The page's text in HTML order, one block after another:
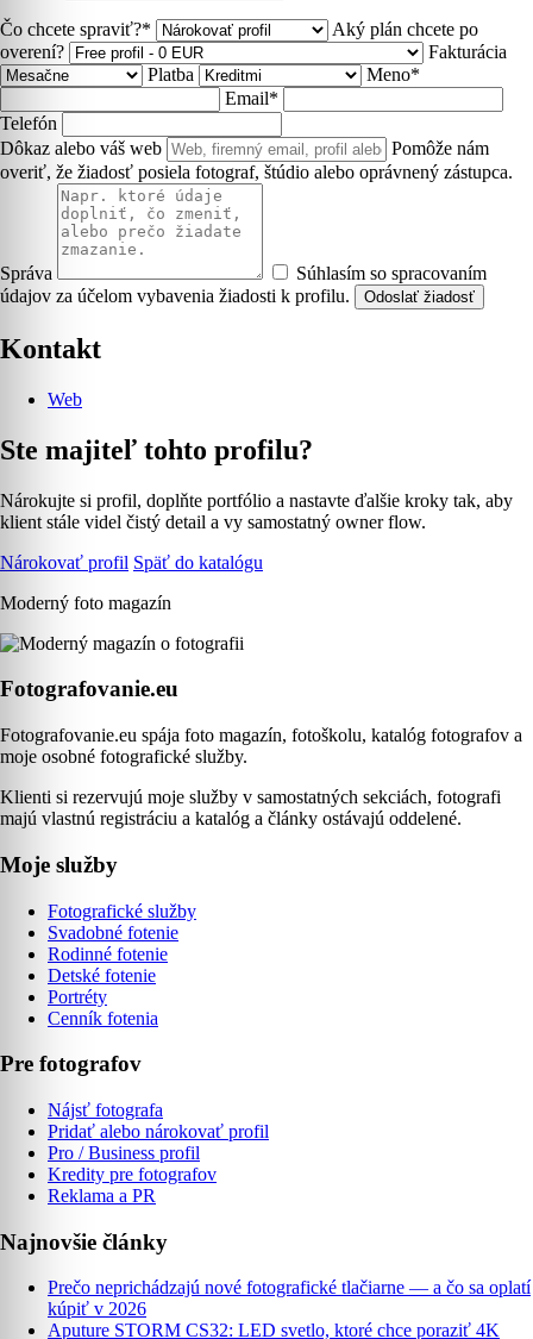
Čo chcete spraviť?*
Aký plán chcete po
overení?
Fakturácia
Platba
Meno*
Email*
Telefón
Dôkaz alebo váš web
Pomôže nám
overiť, že žiadosť posiela fotograf, štúdio alebo oprávnený zástupca.
Správa
Súhlasím so spracovaním
údajov za účelom vybavenia žiadosti k profilu.
Odoslať žiadosť
Kontakt
Web
Ste majiteľ tohto profilu?
Nárokujte si profil, doplňte portfólio a nastavte ďalšie kroky tak, aby
klient stále videl čistý detail a vy samostatný owner flow.
Nárokovať profil Späť do katalógu
Moderný foto magazín
Fotografovanie.eu
Fotografovanie.eu spája foto magazín, fotoškolu, katalóg fotografov a
moje osobné fotografické služby.
Klienti si rezervujú moje služby v samostatných sekciách, fotografi
majú vlastnú registráciu a katalóg a články ostávajú oddelené.
Moje služby
Fotografické služby
Svadobné fotenie
Rodinné fotenie
Detské fotenie
Portréty
Cenník fotenia
Pre fotografov
Nájsť fotografa
Pridať alebo nárokovať profil
Pro / Business profil
Kredity pre fotografov
Reklama a PR
Najnovšie články
Prečo neprichádzajú nové fotografické tlačiarne — a čo sa oplatí
kúpiť v 2026
Aputure STORM CS32: LED svetlo, ktoré chce poraziť 4K